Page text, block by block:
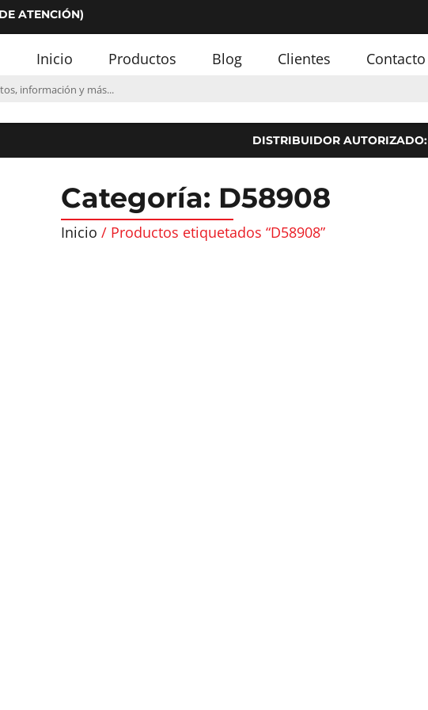
ATENCIÓN)
Inicio Productos Blog Clientes Contacto
DISTRIBUIDOR AUTORIZADO:
Categoría: D58908
Inicio / Productos etiquetados “D58908”